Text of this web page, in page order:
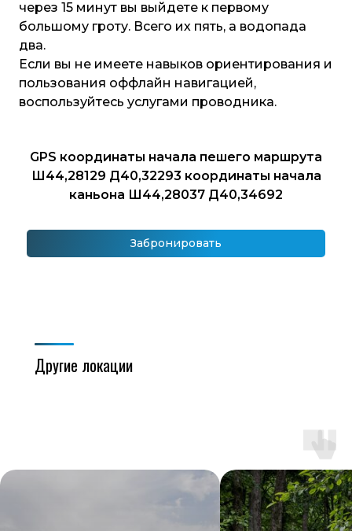
Забронировать
через 15 минут вы выйдете к первому
большому гроту. Всего их пять, а водопада
два.
Если вы не имеете навыков ориентирования и
пользования оффлайн навигацией,
воспользуйтесь услугами проводника.
GPS координаты начала пешего маршрута
Ш44,28129 Д40,32293 координаты начала
каньона Ш44,28037 Д40,34692
Другие локации